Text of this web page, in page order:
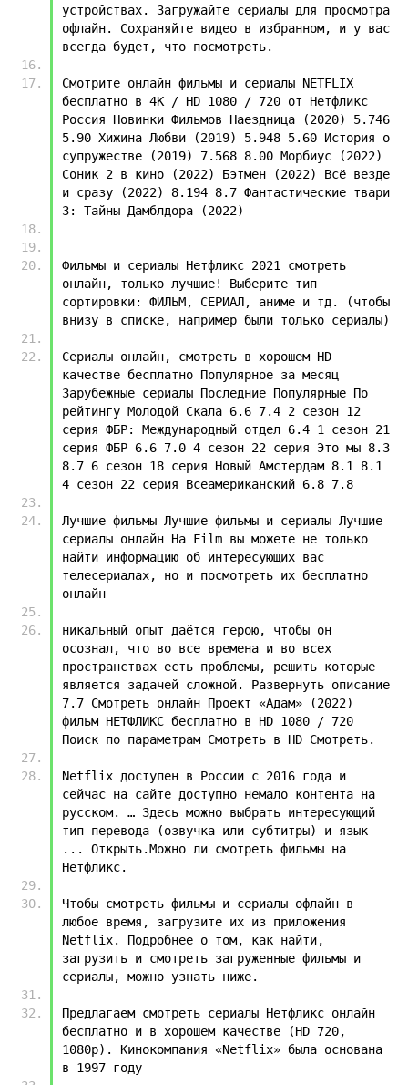
устройствах. Загружайте сериалы для просмотра
офлайн. Сохраняйте видео в избранном, и у вас
всегда будет, что посмотреть.
Смотрите онлайн фильмы и сериалы NETFLIX
бесплатно в 4K / HD 1080 / 720 от Нетфликс
Россия Новинки Фильмов Наездница (2020) 5.746
5.90 Хижина Любви (2019) 5.948 5.60 История о
супружестве (2019) 7.568 8.00 Морбиус (2022)
Соник 2 в кино (2022) Бэтмен (2022) Всё везде
и сразу (2022) 8.194 8.7 Фантастические твари
3: Тайны Дамблдора (2022)
Фильмы и сериалы Нетфликс 2021 смотреть
онлайн, только лучшие! Выберите тип
сортировки: ФИЛЬМ, СЕРИАЛ, аниме и тд. (чтобы
Сериалы онлайн, смотреть в хорошем HD
качестве бесплатно Популярное за месяц
Зарубежные сериалы Последние Популярные По
рейтингу Молодой Скала 6.6 7.4 2 сезон 12
серия ФБР: Международный отдел 6.4 1 сезон 21
серия ФБР 6.6 7.0 4 сезон 22 серия Это мы 8.3
8.7 6 сезон 18 серия Новый Амстердам 8.1 8.1
4 сезон 22 серия Всеамериканский 6.8 7.8
Лучшие фильмы Лучшие фильмы и сериалы Лучшие
сериалы онлайн На Film вы можете не только
найти информацию об интересующих вас
телесериалах, но и посмотреть их бесплатно
онлайн
никальный опыт даётся герою, чтобы он
осознал, что во все времена и во всех
пространствах есть проблемы, решить которые
является задачей сложной. Развернуть описание
7.7 Смотреть онлайн Проект «Адам» (2022)
фильм НЕТФЛИКС бесплатно в HD 1080 / 720
Поиск по параметрам Смотреть в HD Смотреть.
Netflix доступен в России с 2016 года и
сейчас на сайте доступно немало контента на
русском. … Здесь можно выбрать интересующий
тип перевода (озвучка или субтитры) и язык
... Открыть.Можно ли смотреть фильмы на
Нетфликс.
Чтобы смотреть фильмы и сериалы офлайн в
любое время, загрузите их из приложения
Netflix. Подробнее о том, как найти,
загрузить и смотреть загруженные фильмы и
сериалы, можно узнать ниже.
Предлагаем смотреть сериалы Нетфликс онлайн
бесплатно и в хорошем качестве (HD 720,
1080p). Кинокомпания «Netflix» была основана
в 1997 году